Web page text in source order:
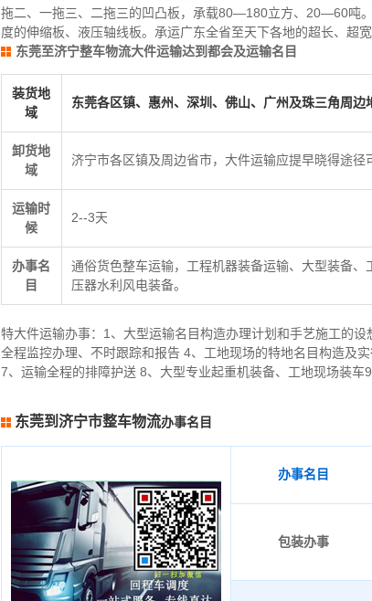
拖二、一拖三、二拖三的凹凸板，承载80—180立方、20—60吨
度的伸缩板、液压轴线板。承运广东全省至天下各地的超长、超
东莞至济宁整车物流大件运输达到都会及运输名目
装货地
域
东莞各区镇、惠州、深圳、佛山、广州及珠三角周边
卸货地
域
济宁市各区镇及周边省市，大件运输应提早晓得途径
运输时
候
2--3天
办事名
目
通俗货色整车运输，工程机器装备运输、大型装备
压器水利风电装备。
特大件运输办事：1、大型运输名目构造办理计划和手艺施工的
全程监控办理、不时跟踪和报告 4、工地现场的特地名目构造及
7、运输全程的排障护送 8、大型专业起重机装备、工地现场装车
东莞到济宁市整车物流办事名目
办事名目
包装办事